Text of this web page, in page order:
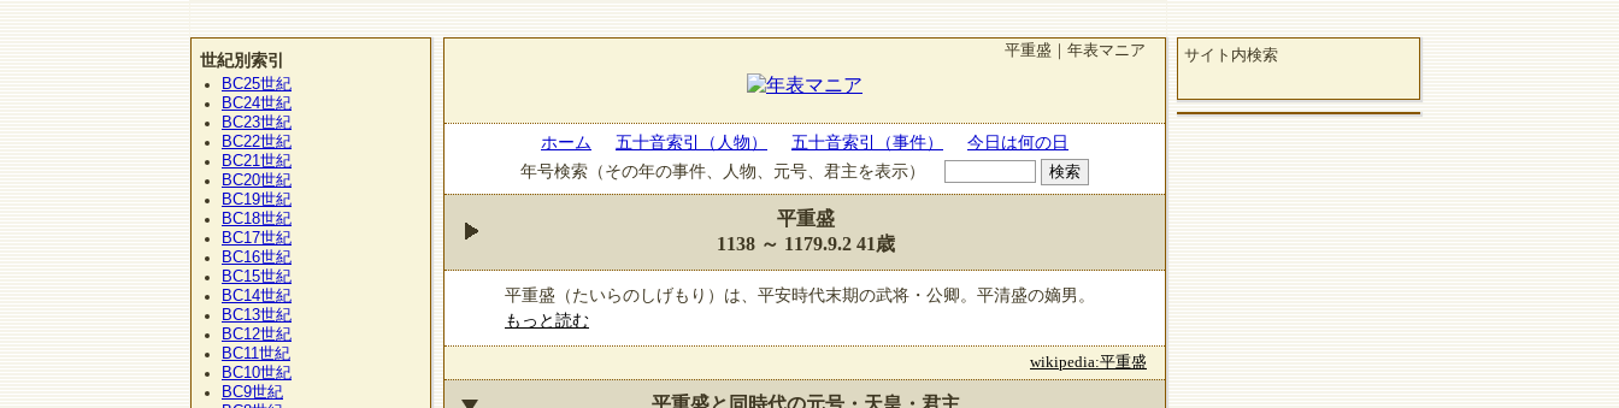
平重盛｜年表マニア
ホーム 五十音索引（人物） 五十音索引（事件）
今日は何の日
年号検索（その年の事件、人物、元号、君主を表示）
平重盛
1138～ 1179.9.241歳
平重盛（たいらのしげもり）は、平安時代末期の武将・公卿。平清盛の嫡男。
もっと読む
wikipedia:平重盛
平重盛と同時代の元号・天皇・君主
世紀別索引
BC25世紀
BC24世紀
BC23世紀
BC22世紀
BC21世紀
BC20世紀
BC19世紀
BC18世紀
BC17世紀
BC16世紀
BC15世紀
BC14世紀
BC13世紀
BC12世紀
BC11世紀
BC10世紀
BC9世紀
サイト内検索